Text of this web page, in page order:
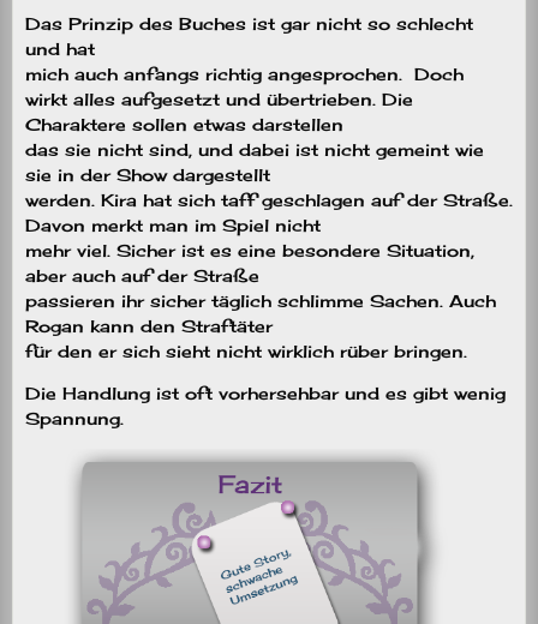
Das Prinzip des Buches ist gar nicht so schlecht
und hat
mich auch anfangs richtig angesprochen.
Doch
wirkt alles aufgesetzt und übertrieben. Die
Charaktere sollen etwas darstellen
das sie nicht sind, und dabei ist nicht gemeint wie
sie in der Show dargestellt
werden. Kira hat sich taff geschlagen auf der Straße.
Davon merkt man im Spiel nicht
mehr viel. Sicher ist es eine besondere Situation,
aber auch auf der Straße
passieren ihr sicher täglich schlimme Sachen. Auch
Rogan kann den Straftäter
für den er sich sieht nicht wirklich rüber bringen.
Die Handlung ist oft vorhersehbar und es gibt wenig
Spannung.